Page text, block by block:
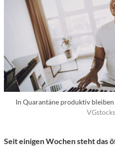
In Quarantäne produktiv bleiben
Seit einigen Wochen steht das